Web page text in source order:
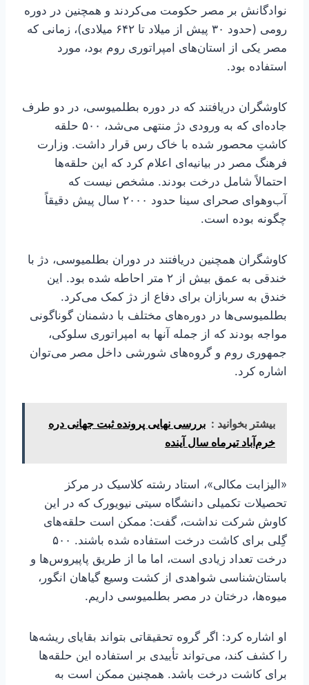
نوادگانش بر مصر حکومت می‌کردند و همچنین در دوره
رومی (حدود ۳۰ پیش از میلاد تا ۶۴۲ میلادی)، زمانی که
مصر یکی از استان‌های امپراتوری روم بود، مورد
استفاده بود.
کاوشگران دریافتند که در دوره بطلمیوسی، در دو طرف
جاده‌ای که به ورودی دژ منتهی می‌شد، ۵۰۰ حلقه
کاشتِ محصور شده با خاک رس قرار داشت. وزارت
فرهنگ مصر در بیانیه‌ای اعلام کرد که این حلقه‌ها
احتمالاً شامل درخت بودند. مشخص نیست که
آب‌وهوای صحرای سینا حدود ۲۰۰۰ سال پیش دقیقاً
چگونه بوده است.
کاوشگران همچنین دریافتند در دوران بطلمیوسی، دژ با
خندقی به عمق بیش از ۲ متر احاطه شده بود. این
خندق به سربازان برای دفاع از دژ کمک می‌کرد.
بطلمیوسی‌ها در دوره‌های مختلف با دشمنان گوناگونی
مواجه بودند که از جمله آنها به امپراتوری سلوکی،
جمهوری روم و گروه‌های شورشی داخل مصر می‌توان
اشاره کرد.
بیشتر بخوانید : بررسی نهایی پرونده ثبت جهانی دره
خرم‌آباد تیرماه سال آینده
«الیزابت مکالی»، استاد رشته کلاسیک در مرکز
تحصیلات تکمیلی دانشگاه سیتی نیویورک که در این
کاوش شرکت نداشت، گفت: ممکن است حلقه‌های
گِلی برای کاشت درخت استفاده شده باشند. ۵۰۰
درخت تعداد زیادی است، اما ما از طریق پاپیروس‌ها و
باستان‌شناسی شواهدی از کشت وسیع گیاهان انگور،
میوه‌ها، درختان در مصر بطلمیوسی داریم.
او اشاره کرد: اگر گروه تحقیقاتی بتواند بقایای ریشه‌ها
را کشف کند، می‌تواند تأییدی بر استفاده این حلقه‌ها
برای کاشت درخت باشد. همچنین ممکن است به